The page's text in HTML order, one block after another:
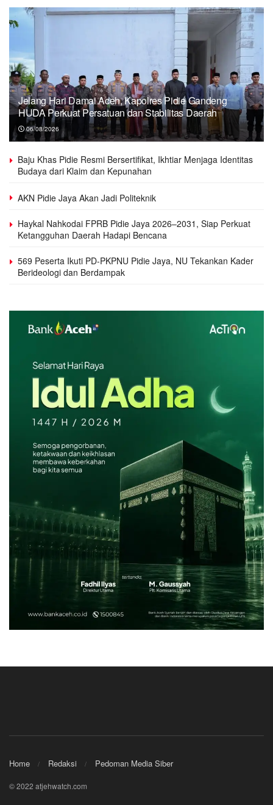
Jelang Hari Damai Aceh, Kapolres Pidie Gandeng
HUDA Perkuat Persatuan dan Stabilitas Daerah
06/08/2026
Baju Khas Pidie Resmi Bersertifikat, Ikhtiar Menjaga Identitas
Budaya dari Klaim dan Kepunahan
AKN Pidie Jaya Akan Jadi Politeknik
Haykal Nahkodai FPRB Pidie Jaya 2026–2031, Siap Perkuat
Ketangguhan Daerah Hadapi Bencana
569 Peserta Ikuti PD-PKPNU Pidie Jaya, NU Tekankan Kader
Berideologi dan Berdampak
Home Redaksi Pedoman Media Siber
© 2022 atjehwatch.com